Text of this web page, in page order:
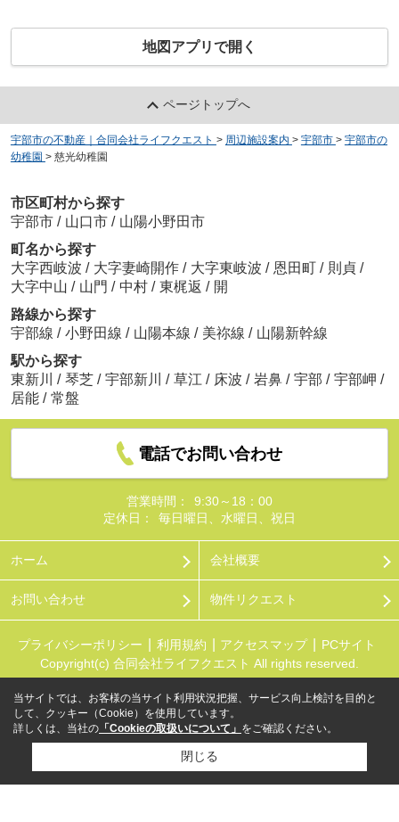
地図アプリで開く
ページトップへ
宇部市の不動産｜合同会社ライフクエスト > 周辺施設案内 > 宇部市 > 宇部市の
幼稚園 > 慈光幼稚園
市区町村から探す
宇部市 / 山口市 / 山陽小野田市
町名から探す
大字西岐波 / 大字妻崎開作 / 大字東岐波 / 恩田町 / 則貞 /
大字中山 / 山門 / 中村 / 東梶返 / 開
路線から探す
宇部線 / 小野田線 / 山陽本線 / 美祢線 / 山陽新幹線
駅から探す
東新川
/ 琴芝 / 宇部新川 / 草江 / 床波 / 岩鼻 / 宇部 / 宇部岬 /
居能 / 常盤
電話でお問い合わせ
営業時間：
9:30～18：00
定休日：
毎日曜日、水曜日、祝日
ホーム 会社概要
お問い合わせ 物件リクエスト
プライバシーポリシー 利用規約 アクセスマップ
PCサイト
Copyright(c) 合同会社ライフクエスト All rights reserved.
当サイトでは、お客様の当サイト利用状況把握、サービス向上検討を目的と
して、クッキー（Cookie）を使用しています。
詳しくは、当社の 「Cookieの取扱いについて」 をご確認ください。
閉じる